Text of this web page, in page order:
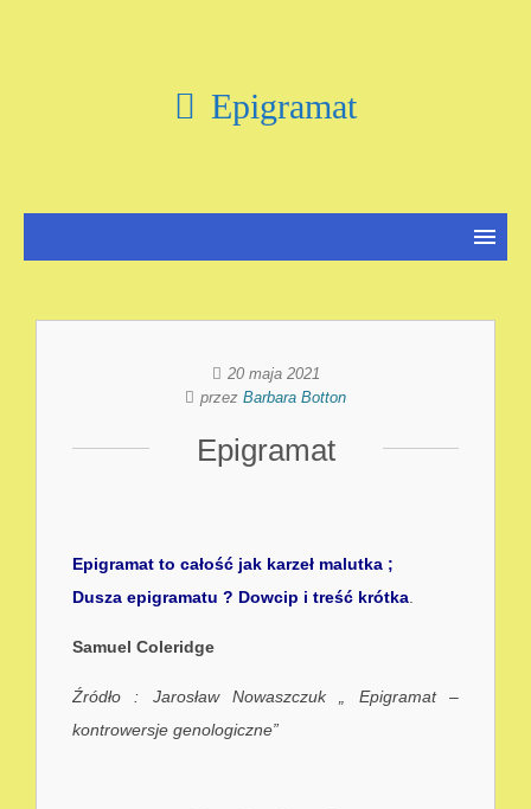
Epigramat
20 maja 2021
przez Barbara Botton
Epigramat
Epigramat to całość jak karzeł malutka ;
Dusza epigramatu ? Dowcip i treść krótka
Samuel Coleridge
Źródło : Jarosław Nowaszczuk „ Epigramat –
kontrowersje genologiczne”